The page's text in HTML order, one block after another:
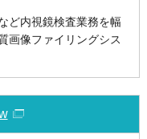
ど内視鏡検査業務を幅
画像ファイリングシス